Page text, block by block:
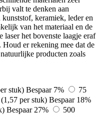
valt te denken aan
kunststof, keramiek, leder en
van het materiaal en de
laser het bovenste laagje eraf
er rekening mee dat de
producten zoals
stuk) Bespaar 7%
75
per stuk) Bespaar 18%
Bespaar 27%
500